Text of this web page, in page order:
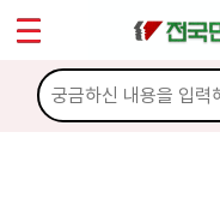
마이페이지
소개